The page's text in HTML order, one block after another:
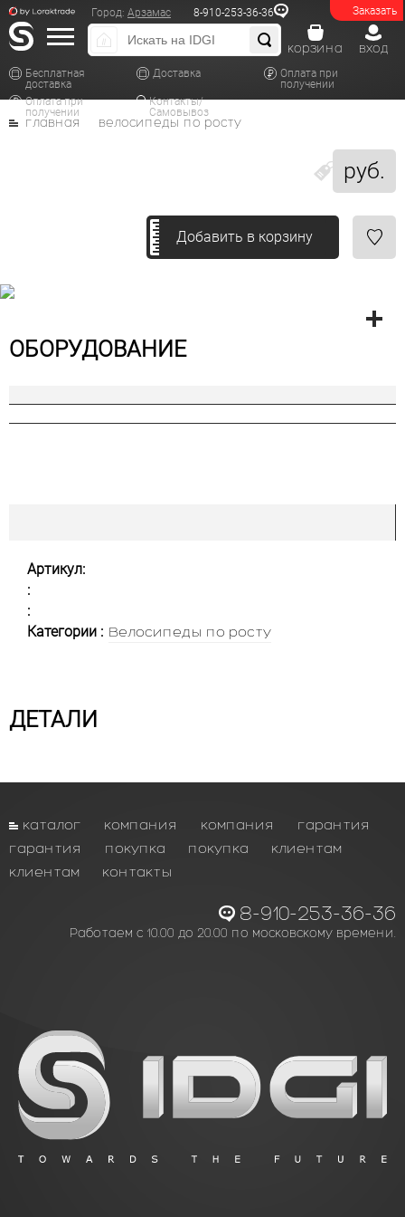
Заказать
Город: Арзамас 8-910-253-36-36
Бесплатная
доставка
Доставка
Оплата при
получении
Оплата при
получении
Контакты/
Самовывоз
вход
корзина
руб.
главная велосипеды по росту
Добавить в корзину
ОБОРУДОВАНИЕ
Артикул:
:
:
Категории : Велосипеды по росту
ДЕТАЛИ
каталог компания компания
гарантия
гарантия
покупка покупка
клиентам
клиентам
контакты
8-910-253-36-36
Работаем с 10.00 до 20.00 по московскому времени.